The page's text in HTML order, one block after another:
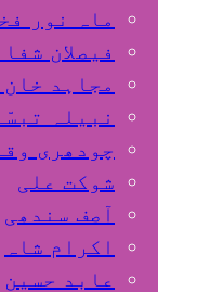
ماہ نور
فیصلان
مجاہد
نبیلہ
چودھری
شوکت علی
آصف سندھی
اکرام شاہ
عابد حسین